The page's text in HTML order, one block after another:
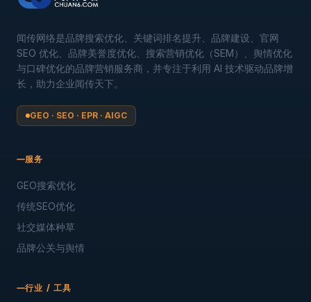
闻传网络是品牌搜索优化、关键词排名提升、品牌建设、官网
SEO 优化、品牌美誉度优化、搜索营销优化（SEM）、舆情优化
与口碑优化的品牌营销服务商，并专注于利用 AI 技术驱动品牌增
长，助力企业闻传天下。
GEO · SEO · EPR · AIGC
服务
GEO搜索优化
传统SEO优化
社交媒体种草
品牌公关与舆情
行业 / 工具